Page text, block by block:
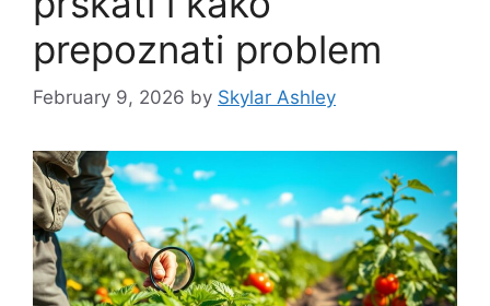
prepoznati problem
February 9, 2026 by Skylar Ashley